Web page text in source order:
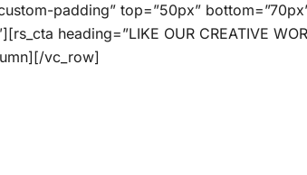
padding” top=”50px”
heading=”LIKE OUR CREATIVE
vc_row]